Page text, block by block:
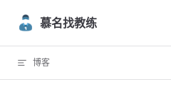
Skip to content
慕名找教练
博客